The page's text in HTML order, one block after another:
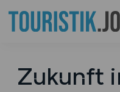
Zukunft